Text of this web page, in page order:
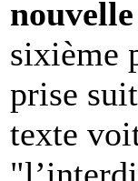
sixième
prise
texte